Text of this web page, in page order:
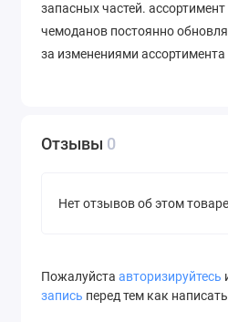
запасных частей.
чемоданов постоянно
за изменениями
Отзывы 0
Нет отзывов об этом
Пожалуйста авторизируйтесь
запись перед тем как